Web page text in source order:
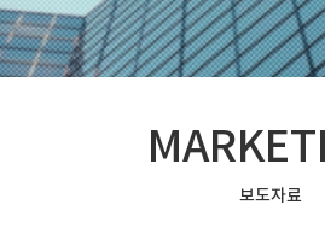
보도자료